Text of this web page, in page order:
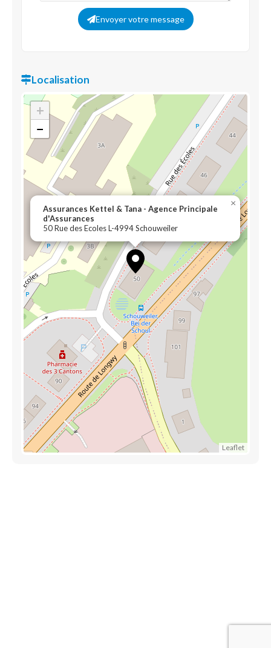
Envoyer votre message
Localisation
Assurances Kettel & Tana - Agence Principale
d'Assurances
50 Rue des Ecoles L-4994 Schouweiler
×
+
−
Leaflet